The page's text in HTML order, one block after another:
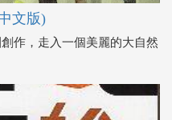
文版)
作，走入一個美麗的大自然